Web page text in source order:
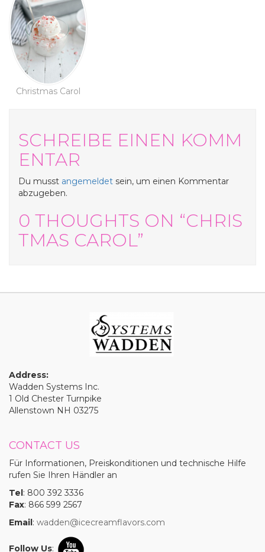
Christmas Carol
SCHREIBE EINEN KOMM
ENTAR
Du musst angemeldet sein, um einen Kommentar
abzugeben.
0 THOUGHTS ON “CHRIS
TMAS CAROL”
Address:
Wadden Systems Inc.
1 Old Chester Turnpike
Allenstown NH 03275
CONTACT US
Für Informationen, Preiskonditionen und technische Hilfe
rufen Sie Ihren Händler an
Tel: 800 392 3336
Fax: 866 599 2567
Email: wadden@icecreamflavors.com
Follow Us: